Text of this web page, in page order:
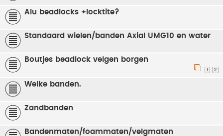
Alu beadlocks +locktite?
Standaard wielen/banden Axial UMG10 en water
Boutjes beadlock velgen borgen
1 2
Welke banden.
Zandbanden
Bandenmaten/foammaten/velgmaten